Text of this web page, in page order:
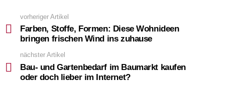
more
vorheriger Artikel
Farben, Stoffe, Formen: Diese Wohnideen
bringen frischen Wind ins zuhause
nächster Artikel
Bau- und Gartenbedarf im Baumarkt kaufen
oder doch lieber im Internet?